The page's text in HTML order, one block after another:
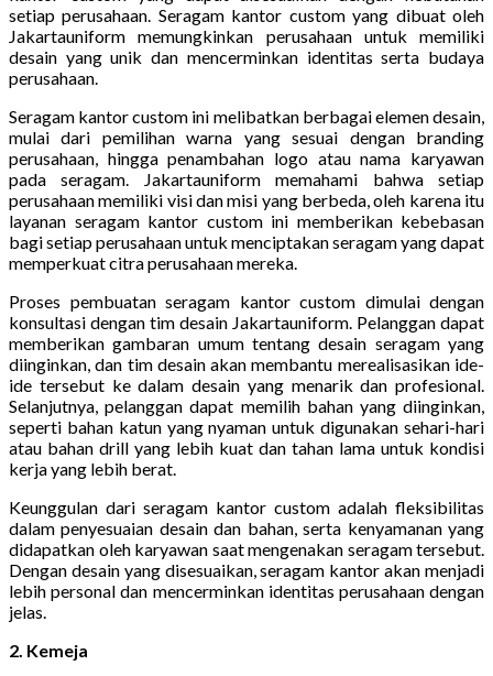
setiap perusahaan. Seragam kantor custom yang dibuat oleh
Jakartauniform memungkinkan perusahaan untuk memiliki
desain yang unik dan mencerminkan identitas serta budaya
perusahaan.
Seragam kantor custom ini melibatkan berbagai elemen desain,
mulai dari pemilihan warna yang sesuai dengan branding
perusahaan, hingga penambahan logo atau nama karyawan
pada seragam. Jakartauniform memahami bahwa setiap
perusahaan memiliki visi dan misi yang berbeda, oleh karena itu
layanan seragam kantor custom ini memberikan kebebasan
bagi setiap perusahaan untuk menciptakan seragam yang dapat
memperkuat citra perusahaan mereka.
Proses pembuatan seragam kantor custom dimulai dengan
konsultasi dengan tim desain Jakartauniform. Pelanggan dapat
memberikan gambaran umum tentang desain seragam yang
diinginkan, dan tim desain akan membantu merealisasikan ide-
ide tersebut ke dalam desain yang menarik dan profesional.
Selanjutnya, pelanggan dapat memilih bahan yang diinginkan,
seperti bahan katun yang nyaman untuk digunakan sehari-hari
atau bahan drill yang lebih kuat dan tahan lama untuk kondisi
kerja yang lebih berat.
Keunggulan dari seragam kantor custom adalah fleksibilitas
dalam penyesuaian desain dan bahan, serta kenyamanan yang
didapatkan oleh karyawan saat mengenakan seragam tersebut.
Dengan desain yang disesuaikan, seragam kantor akan menjadi
lebih personal dan mencerminkan identitas perusahaan dengan
jelas.
2. Kemeja